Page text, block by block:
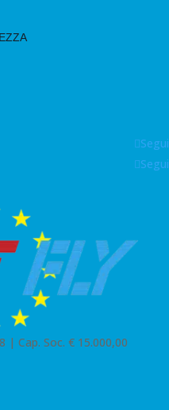
Segui
Segui
| Cap. Soc. € 15.000,00